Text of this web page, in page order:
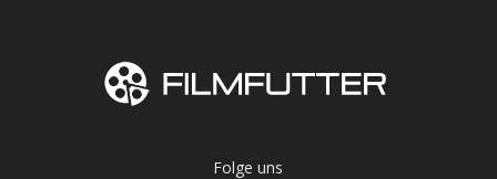
Folge uns